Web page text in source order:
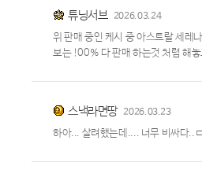
튜닝서브 2026.03.24
위 판매 중인 케시 중 아스트랄 세레
보는 !00% 다 판매 하는것 처럼 해
스낵라면땅 2026.03.23
하아... 살려했는데.... 너무 비싸다..